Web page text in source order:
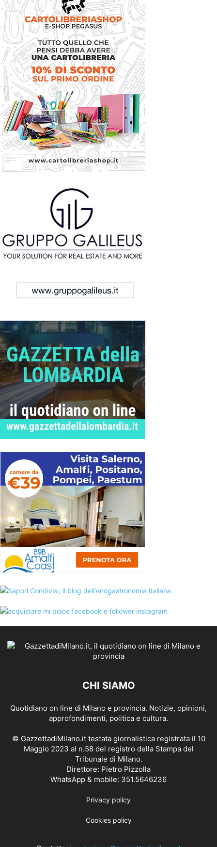
CHI SIAMO
Quotidiano on line di Milano e provincia. Notizie, opinioni,
approfondimenti, politica e cultura.
© GazzettadiMilano.it testata giornalistica registrata il 10
Maggio 2023 al n.58 del registro della Stampa del
Tribunale di Milano.
Direttore: Pietro Pizzolla
WhatsApp & mobile: 351.5646236
Privacy policy
Cookies policy